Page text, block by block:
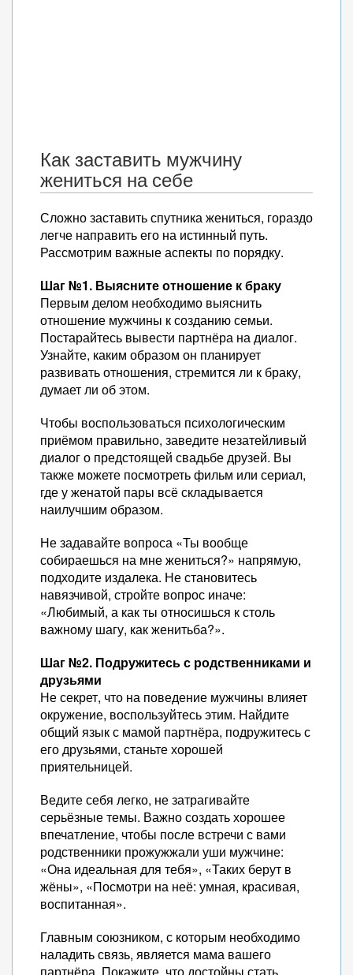
Как заставить мужчину
жениться на себе
Сложно заставить спутника жениться, гораздо
легче направить его на истинный путь.
Рассмотрим важные аспекты по порядку.
Шаг №1. Выясните отношение к браку
Первым делом необходимо выяснить
отношение мужчины к созданию семьи.
Постарайтесь вывести партнёра на диалог.
Узнайте, каким образом он планирует
развивать отношения, стремится ли к браку,
думает ли об этом.
Чтобы воспользоваться психологическим
приёмом правильно, заведите незатейливый
диалог о предстоящей свадьбе друзей. Вы
также можете посмотреть фильм или сериал,
где у женатой пары всё складывается
наилучшим образом.
Не задавайте вопроса «Ты вообще
собираешься на мне жениться?» напрямую,
подходите издалека. Не становитесь
навязчивой, стройте вопрос иначе:
«Любимый, а как ты относишься к столь
важному шагу, как женитьба?».
Шаг №2. Подружитесь с родственниками и
друзьями
Не секрет, что на поведение мужчины влияет
окружение, воспользуйтесь этим. Найдите
общий язык с мамой партнёра, подружитесь с
его друзьями, станьте хорошей
приятельницей.
Ведите себя легко, не затрагивайте
серьёзные темы. Важно создать хорошее
впечатление, чтобы после встречи с вами
родственники прожужжали уши мужчине:
«Она идеальная для тебя», «Таких берут в
жёны», «Посмотри на неё: умная, красивая,
воспитанная».
Главным союзником, с которым необходимо
наладить связь, является мама вашего